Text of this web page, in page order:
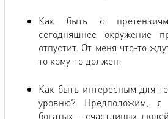
Как быть с
сегодняшнее окружение
отпустит. От меня что-то
то кому-то должен;
Как быть интересным для
уровню? Предположим, я
богатых - счастливых